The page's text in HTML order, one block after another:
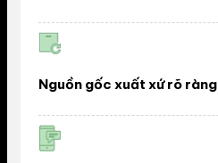
Nguồn gốc xuất xứ rõ ràng